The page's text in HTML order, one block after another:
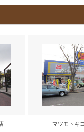
マツモトキ